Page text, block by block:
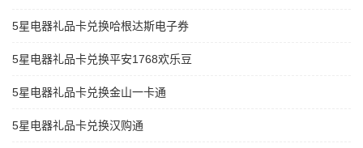
5星电器礼品卡兑换哈根达斯电子券
5星电器礼品卡兑换平安1768欢乐豆
5星电器礼品卡兑换金山一卡通
5星电器礼品卡兑换汉购通